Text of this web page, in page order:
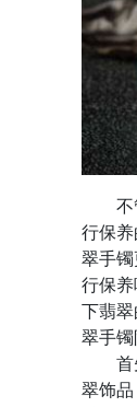
不管
行保
翠手
行保
下翡
翠手镯
首先
翠饰